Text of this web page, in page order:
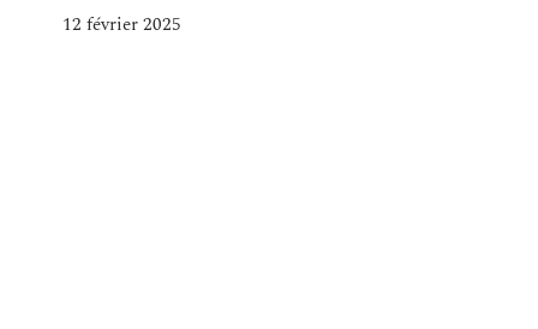
12 février 2025